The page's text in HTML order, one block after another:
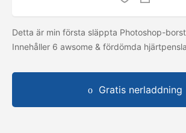
Detta är min första släppta Photoshop-
Innehåller 6 awsome & fördömda
Gratis nerladdning